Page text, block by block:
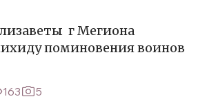
г Мегиона
поминовения воинов
163 5